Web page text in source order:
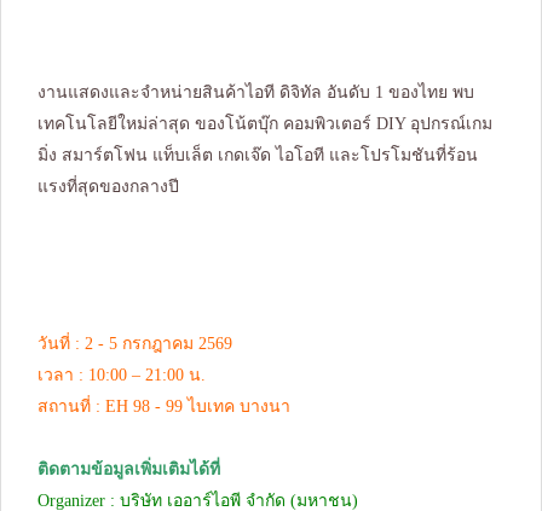
งานแสดงและจำหน่ายสินค้าไอที ดิจิทัล อันดับ 1 ของไทย พบ
เทคโนโลยีใหม่ล่าสุด ของโน้ตบุ๊ก คอมพิวเตอร์ DIY อุปกรณ์เกม
มิ่ง สมาร์ตโฟน แท็บเล็ต เกดเจ๊ด ไอโอที และโปรโมชันที่ร้อน
แรงที่สุดของกลางปี
วันที่ : 2 - 5 กรกฎาคม 2569
เวลา : 10:00 – 21:00 น.
สถานที่ : EH 98 - 99 ไบเทค บางนา
ติดตามข้อมูลเพิ่มเติมได้ที่
Organizer : บริษัท เออาร์ไอพี จำกัด (มหาชน)